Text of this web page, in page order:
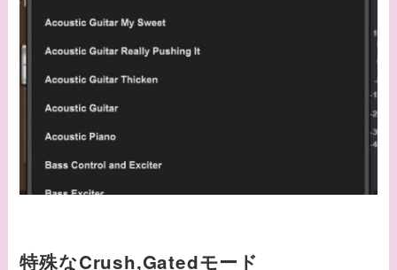
特殊なCrush,Gatedモード